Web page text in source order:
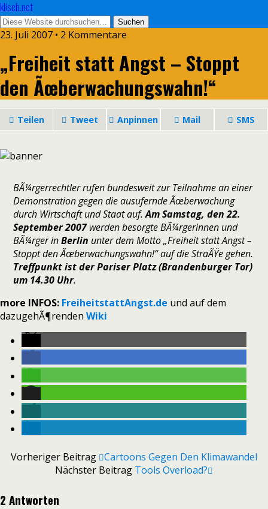
klisch.net
23. Juli 2007 • 2 Kommentare
„Freiheit statt Angst – Stoppt
den Ãœberwachungswahn!“
Teilen Tweet Anpinnen Mail SMS
BÃ¼rgerrechtler rufen bundesweit zur Teilnahme an einer
Demonstration gegen die ausufernde Ãœberwachung
durch Wirtschaft und Staat auf.Am Samstag, den 22.
September 2007werden besorgte BÃ¼rgerinnen und
BÃ¼rger inBerlin unter dem Motto „Freiheit statt Angst –
Stoppt den Ãœberwachungswahn!“ auf die StraÃŸe gehen.
Treffpunkt ist der Pariser Platz (Brandenburger Tor)
um 14.30 Uhr.
more INFOS: FreiheitstattAngst.de und auf dem
dazugehÃ¶renden Wiki
Vorheriger Beitrag Cartoons Gegen Den Klimawandel
Nächster Beitrag Tools Overload?
2 Antworten